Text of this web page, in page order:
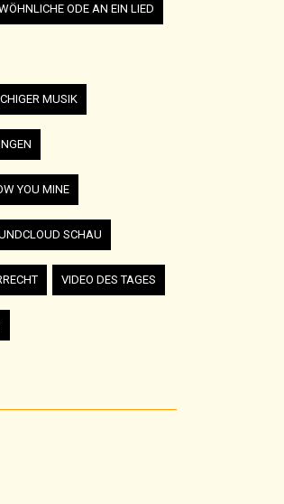
ODE AN EIN LIED
MUSIK
YOU MINE
SCHAU
VIDEO DES TAGES